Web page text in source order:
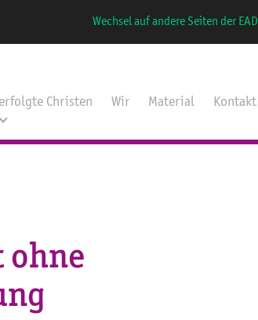
Wechsel auf andere Seiten der EAD
Christen Wir Material Kontakt
ohne